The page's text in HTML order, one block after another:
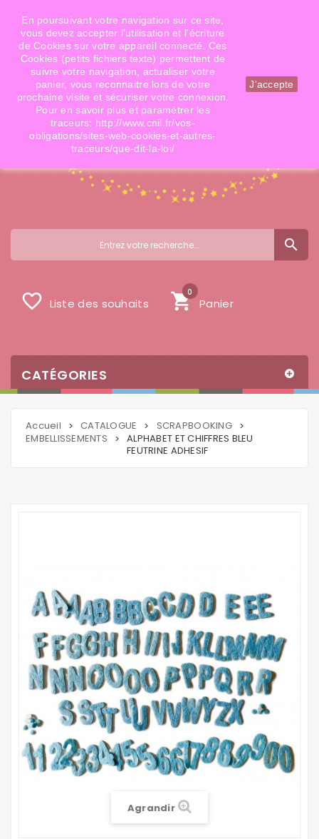
Téléphone: 06 09 14 02 79 Email: info@doigtsdefees.com
Mon compte
search
shopping_cart Panier
0
favorite_border Liste des souhaits
CATÉGORIES
Accueil > CATALOGUE > SCRAPBOOKING >
EMBELLISSEMENTS
> ALPHABET ET CHIFFRES BLEU
FEUTRINE ADHESIF
Agrandir
En poursuivant votre navigation sur ce site,
vous devez accepter l’utilisation et l'écriture
de Cookies sur votre appareil connecté. Ces
Cookies (petits fichiers texte) permettent de
suivre votre navigation, actualiser votre
panier, vous reconnaitre lors de votre
prochaine visite et sécuriser votre connexion.
Pour en savoir plus et paramétrer les
traceurs: http://www.cnil.fr/vos-
obligations/sites-web-cookies-et-autres-
traceurs/que-dit-la-loi/
J'accepte